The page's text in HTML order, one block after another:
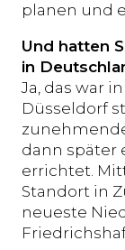
planen und
Und hatten
in
Ja, das war
Düsseldorf
dann später
errichtet.
Standort in
neueste